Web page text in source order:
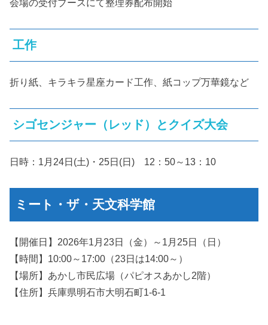
会場の受付ブースにて整理券配布開始
工作
折り紙、キラキラ星座カード工作、紙コップ万華鏡など
シゴセンジャー（レッド）とクイズ大会
日時：1月24日(土)・25日(日) 12：50～13：10
ミート・ザ・天文科学館
【開催日】2026年1月23日（金）～1月25日（日）
【時間】10:00～17:00（23日は14:00～）
【場所】あかし市民広場（パピオスあかし2階）
【住所】兵庫県明石市大明石町1-6-1